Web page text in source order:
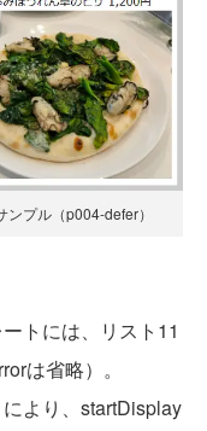
プル（p004-defer）
トには、リスト11
は省略）。
より、startDisplay